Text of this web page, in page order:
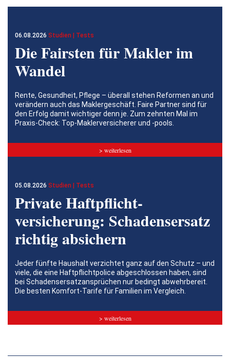
06.08.2026 Studien | Tests
Die Fairsten für Makler im
Wandel
Rente, Gesundheit, Pflege – überall stehen Reformen an und
verändern auch das Maklergeschäft. Faire Partner sind für
den Erfolg damit wichtiger denn je. Zum zehnten Mal im
Praxis-Check: Top-Maklerversicherer und -pools.
> weiterlesen
05.08.2026 Studien | Tests
Private Haftpflicht­
versicherung: Schadensersatz
richtig absichern
Jeder fünfte Haushalt verzichtet ganz auf den Schutz – und
viele, die eine Haftpflichtpolice abgeschlossen haben, sind
bei Schadensersatzansprüchen nur bedingt abwehrbereit.
Die besten Komfort-Tarife für Familien im Vergleich.
> weiterlesen